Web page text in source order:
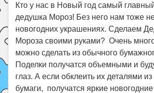
Кто у нас в Новый год самый
дедушка Мороз! Без него нам тоже
новогодних украшениях. Сделаем
Мороза своими руками? Очень
можно сделать из обычного
Поделки получатся объемными и
глаз. А если обклеить их деталями из
бумаги, получатся яркие